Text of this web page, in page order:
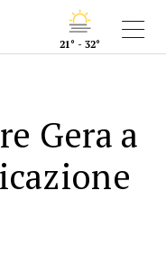
21° - 32°
Gera a